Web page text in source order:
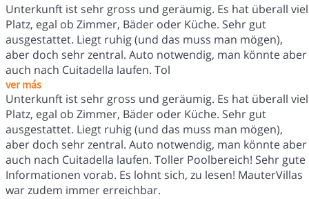
Unterkunft ist sehr gross und geräumig. Es hat überall viel
Platz, egal ob Zimmer, Bäder oder Küche. Sehr gut
ausgestattet. Liegt ruhig (und das muss man mögen),
aber doch sehr zentral. Auto notwendig, man könnte aber
auch nach Cuitadella laufen. Tol
ver más
Unterkunft ist sehr gross und geräumig. Es hat überall viel
Platz, egal ob Zimmer, Bäder oder Küche. Sehr gut
ausgestattet. Liegt ruhig (und das muss man mögen),
aber doch sehr zentral. Auto notwendig, man könnte aber
auch nach Cuitadella laufen. Toller Poolbereich! Sehr gute
Informationen vorab. Es lohnt sich, zu lesen! MauterVillas
war zudem immer erreichbar.